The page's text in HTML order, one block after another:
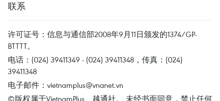
联系
许可证号：信息与通信部2008年9月11日颁发的1374/GP-
BTTTT。
电话：(024) 39411349 - (024) 39411348，传真：(024)
39411348
电子邮件： vietnamplus@vnanet.vn
©版权属于VietnamPlus、越通社。 未经书面同意，禁止任何